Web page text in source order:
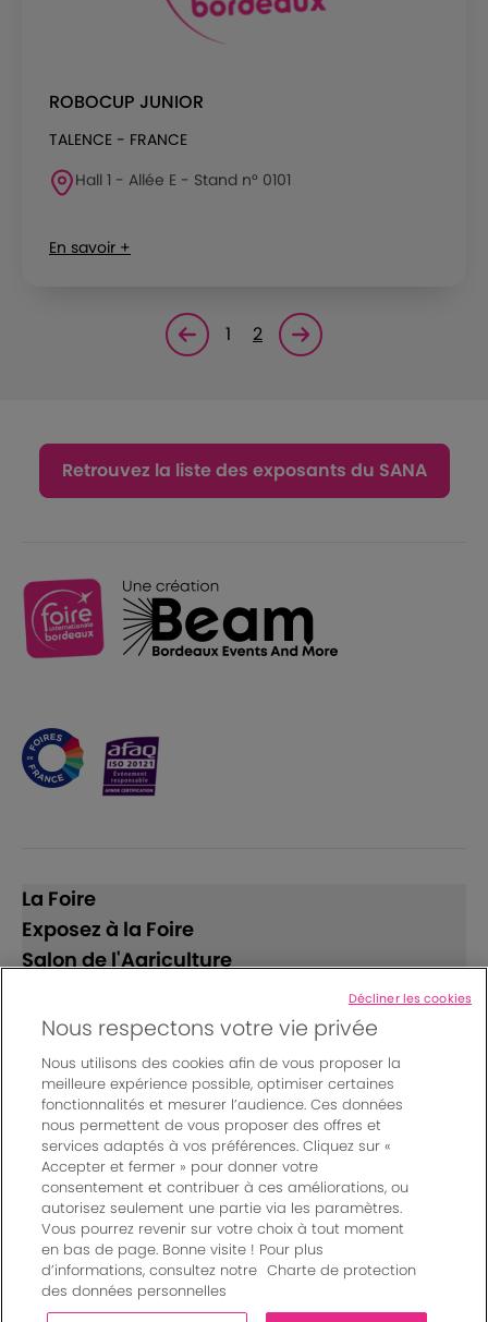
ROBOCUP JUNIOR
TALENCE - FRANCE
Hall 1 - Allée E - Stand n° 0101
En savoir +
Page précédente
1 2 Page suivante<
Retrouvez la liste des exposants du SANA
La Foire
Exposez à la Foire
Salon de l'Agriculture
Suivez-nous
© Bordeaux Events And More | Rue Jean Samazeuilh - CS
20088 - 33070 Bordeaux cedex - France
Mentions légales|
Règlement général des manifestations
Un événement organisé par Bordeaux Events And More
Charte de protection des données personnelles
Nous respectons votre vie privée
Nous utilisons des cookies afin de vous proposer la
meilleure expérience possible, optimiser certaines
fonctionnalités et mesurer l’audience. Ces données
nous permettent de vous proposer des offres et
services adaptés à vos préférences. Cliquez sur «
Accepter et fermer » pour donner votre
consentement et contribuer à ces améliorations, ou
autorisez seulement une partie via les paramètres.
Vous pourrez revenir sur votre choix à tout moment
en bas de page. Bonne visite ! Pour plus
d’informations, consultez notre Charte de protection
des données personnelles
Décliner les cookies